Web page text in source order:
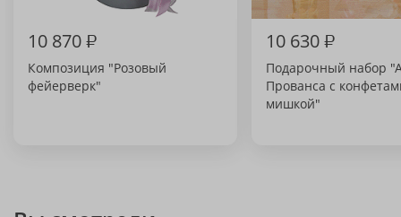
10 870₽
Композиция "Розовый
фейерверк"
10 630₽
Подарочный набор
Прованса с
мишкой"